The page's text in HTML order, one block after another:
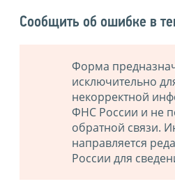
Сообщить об ошибке в
Форма
исключительно
некорректной
ФНС России и не
обратной связи.
направляется
России для